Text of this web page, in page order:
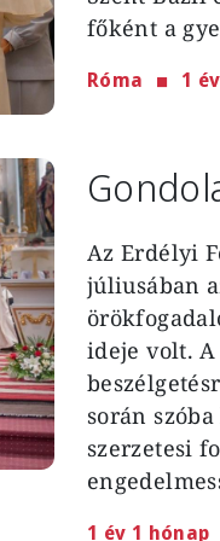
főként a
Róma 1
Az Erdélyi
júliusában
ideje volt.
során
szerzetesi
1 év 1 hónap